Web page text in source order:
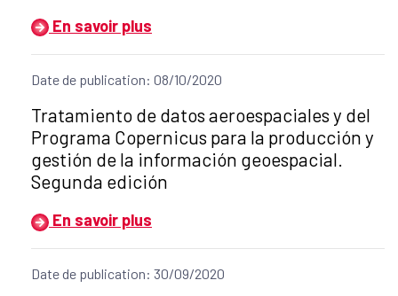
En savoir plus
Date de publication: 08/10/2020
Título del anuncio:
Tratamiento de datos aeroespaciales y del
Programa Copernicus para la producción y
gestión de la información geoespacial.
Segunda edición
En savoir plus
Date de publication: 30/09/2020